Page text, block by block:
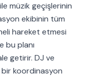
ile müzik geçişlerinin
ekibinin tüm
hareket etmesi
bu planı
getirir. DJ ve
bir koordinasyon